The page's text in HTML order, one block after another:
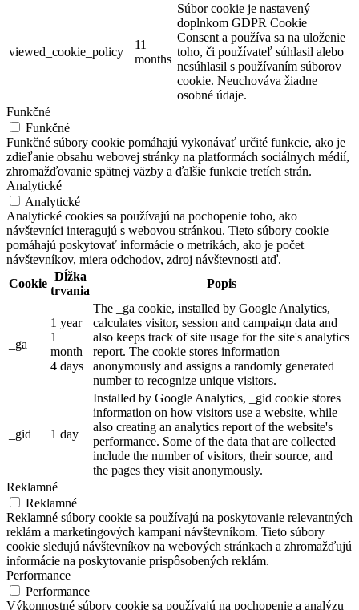
viewed_cookie_policy
11
months
Súbor cookie je nastavený
doplnkom GDPR Cookie
Consent a používa sa na uloženie
toho, či používateľ súhlasil alebo
nesúhlasil s používaním súborov
cookie. Neuchováva žiadne
osobné údaje.
Funkčné
Funkčné
Funkčné súbory cookie pomáhajú vykonávať určité funkcie, ako je
zdieľanie obsahu webovej stránky na platformách sociálnych médií,
zhromažďovanie spätnej väzby a ďalšie funkcie tretích strán.
Analytické
Analytické
Analytické cookies sa používajú na pochopenie toho, ako
návštevníci interagujú s webovou stránkou. Tieto súbory cookie
pomáhajú poskytovať informácie o metrikách, ako je počet
návštevníkov, miera odchodov, zdroj návštevnosti atď.
Cookie
Dĺžka
trvania
Popis
_ga
1 year
1
month
4 days
The _ga cookie, installed by Google Analytics,
calculates visitor, session and campaign data and
also keeps track of site usage for the site's analytics
report. The cookie stores information
anonymously and assigns a randomly generated
number to recognize unique visitors.
_gid 1 day
Installed by Google Analytics, _gid cookie stores
information on how visitors use a website, while
also creating an analytics report of the website's
performance. Some of the data that are collected
include the number of visitors, their source, and
the pages they visit anonymously.
Reklamné
Reklamné
Reklamné súbory cookie sa používajú na poskytovanie relevantných
reklám a marketingových kampaní návštevníkom. Tieto súbory
cookie sledujú návštevníkov na webových stránkach a zhromažďujú
informácie na poskytovanie prispôsobených reklám.
Performance
Performance
Výkonnostné súbory cookie sa používajú na pochopenie a analýzu